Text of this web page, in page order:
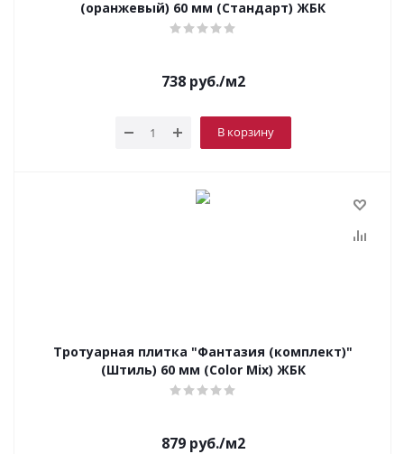
(оранжевый) 60 мм (Стандарт) ЖБК
738 руб./м2
В корзину
Тротуарная плитка "Фантазия (комплект)"
(Штиль) 60 мм (Color Mix) ЖБК
879 руб./м2